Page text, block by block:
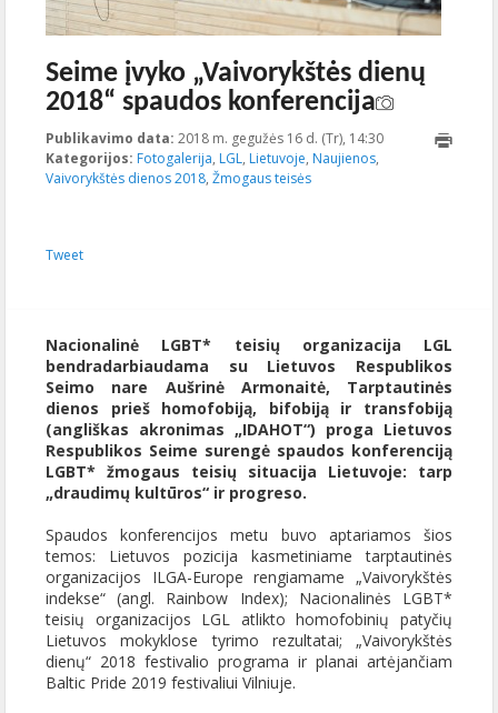
Seime įvyko „Vaivorykštės dienų
2018“ spaudos konferencija
Publikavimo data: 2018 m. gegužės 16 d. (Tr), 14:30 2018-05-
Kategorijos: Fotogalerija, LGL, Lietuvoje, Naujienos,
Vaivorykštės dienos 2018, Žmogaus teisės
Tweet
Nacionalinė LGBT* teisių organizacija LGL
bendradarbiaudama su Lietuvos Respublikos
Seimo nare Aušrinė Armonaitė, Tarptautinės
dienos prieš homofobiją, bifobiją ir transfobiją
(angliškas akronimas „IDAHOT“) proga Lietuvos
Respublikos Seime surengė spaudos konferenciją
LGBT* žmogaus teisių situacija Lietuvoje: tarp
„draudimų kultūros“ ir progreso.
Spaudos konferencijos metu buvo aptariamos šios
temos: Lietuvos pozicija kasmetiniame tarptautinės
organizacijos ILGA-Europe rengiamame „Vaivorykštės
indekse“ (angl. Rainbow Index); Nacionalinės LGBT*
teisių organizacijos LGL atlikto homofobinių patyčių
Lietuvos mokyklose tyrimo rezultatai; „Vaivorykštės
dienų“ 2018 festivalio programa ir planai artėjančiam
Baltic Pride 2019 festivaliui Vilniuje.